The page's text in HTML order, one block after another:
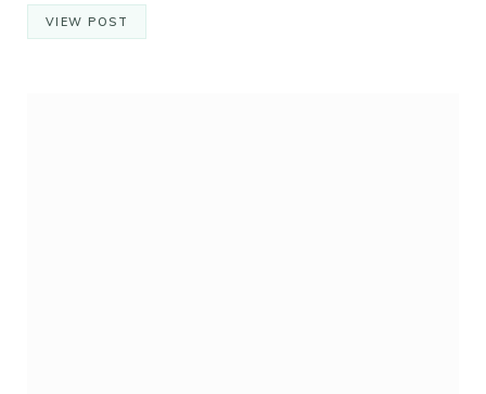
VIEW POST